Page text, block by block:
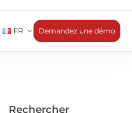
FR Demandez une démo
Rechercher